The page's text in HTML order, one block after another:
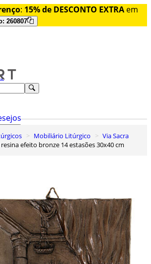
: 15% de DESCONTO EXTRA em
260807
Mobiliário Litúrgico
Via Sacra
resina efeito bronze 14 estasões 30x40 cm